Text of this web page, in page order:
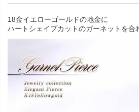
18金イエローゴールドの地金に
ハートシェイプカットのガーネットを合